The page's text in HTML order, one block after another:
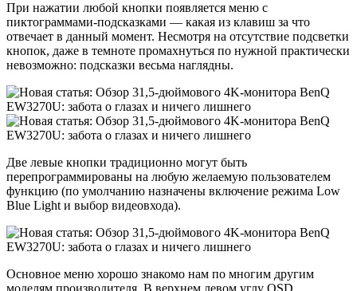
При нажатии любой кнопки появляется меню с
пиктограммами-подсказками — какая из клавиш за что
отвечает в данный момент. Несмотря на отсутствие подсветки
кнопок, даже в темноте промахнуться по нужной практически
невозможно: подсказки весьма наглядны.
Две левые кнопки традиционно могут быть
перепрограммированы на любую желаемую пользователем
функцию (по умолчанию назначены включение режима Low
Blue Light и выбор видеовхода).
Основное меню хорошо знакомо нам по многим другим